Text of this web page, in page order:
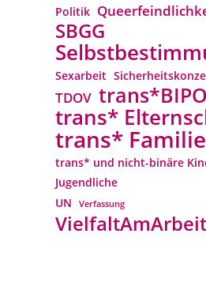
Politik
SBGG
Sexarbeit
TDOV
trans*
trans*
trans* und nicht-binäre
Jugendliche
UN
Verfassung